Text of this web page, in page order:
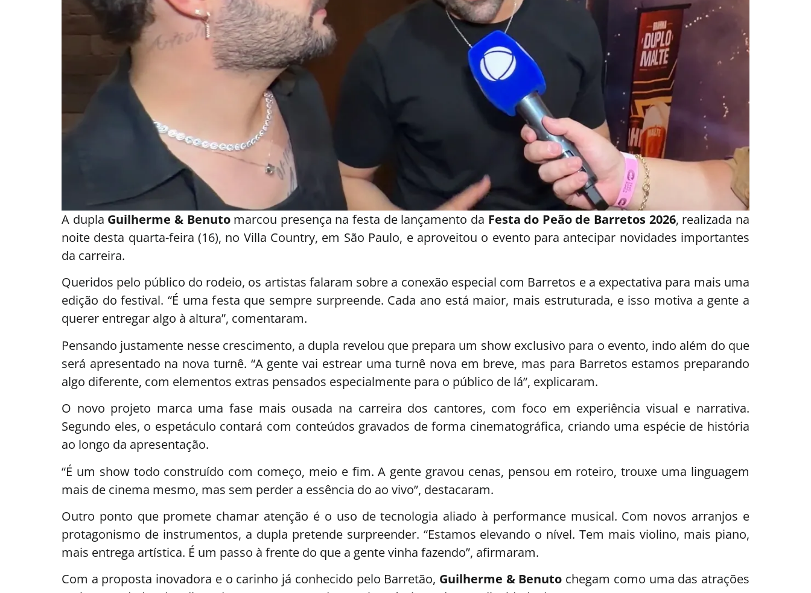
A dupla Guilherme & Benutomarcou presença na festa de lançamento da Festa do Peão de Barretos 2026, realizada na
noite desta quarta-feira (16), no Villa Country, em São Paulo, e aproveitou o evento para antecipar novidades importantes
da carreira.
Queridos pelo público do rodeio, os artistas falaram sobre a conexão especial com Barretos e a expectativa para mais uma
edição do festival. “É uma festa que sempre surpreende. Cada ano está maior, mais estruturada, e isso motiva a gente a
querer entregar algo à altura”, comentaram.
Pensando justamente nesse crescimento, a dupla revelou que prepara um show exclusivo para o evento, indo além do que
será apresentado na nova turnê. “A gente vai estrear uma turnê nova em breve, mas para Barretos estamos preparando
algo diferente, com elementos extras pensados especialmente para o público de lá”, explicaram.
O novo projeto marca uma fase mais ousada na carreira dos cantores, com foco em experiência visual e narrativa.
Segundo eles, o espetáculo contará com conteúdos gravados de forma cinematográfica, criando uma espécie de história
ao longo da apresentação.
“É um show todo construído com começo, meio e fim. A gente gravou cenas, pensou em roteiro, trouxe uma linguagem
mais de cinema mesmo, mas sem perder a essência do ao vivo”, destacaram.
Outro ponto que promete chamar atenção é o uso de tecnologia aliado à performance musical. Com novos arranjos e
protagonismo de instrumentos, a dupla pretende surpreender. “Estamos elevando o nível. Tem mais violino, mais piano,
mais entrega artística. É um passo à frente do que a gente vinha fazendo”, afirmaram.
Com a proposta inovadora e o carinho já conhecido pelo Barretão, Guilherme & Benuto chegam como uma das atrações